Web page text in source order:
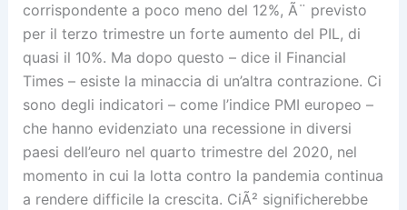
corrispondente a poco meno del 12%, Ã¨ previsto
per il terzo trimestre un forte aumento del PIL, di
quasi il 10%. Ma dopo questo – dice il Financial
Times – esiste la minaccia di un’altra contrazione. Ci
sono degli indicatori – come l’indice PMI europeo –
che hanno evidenziato una recessione in diversi
paesi dell’euro nel quarto trimestre del 2020, nel
momento in cui la lotta contro la pandemia continua
a rendere difficile la crescita. CiÃ² significherebbe